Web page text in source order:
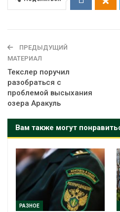
ПРЕДЫДУЩИЙ
МАТЕРИАЛ
Текслер поручил
разобраться с
проблемой высыхания
озера Аракуль
Вам также могут
РАЗНОЕ